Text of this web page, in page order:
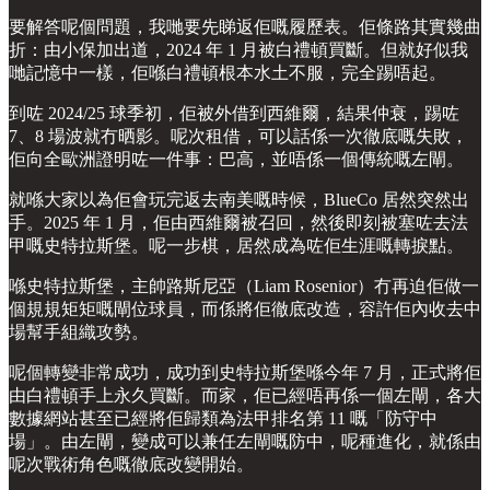
要解答呢個問題，我哋要先睇返佢嘅履歷表。佢條路其實幾曲
折：由小保加出道，2024 年 1 月被白禮頓買斷。但就好似我
哋記憶中一樣，佢喺白禮頓根本水土不服，完全踢唔起。
到咗 2024/25 球季初，佢被外借到西維爾，結果仲衰，踢咗
7、8 場波就冇晒影。呢次租借，可以話係一次徹底嘅失敗，
佢向全歐洲證明咗一件事：巴高，並唔係一個傳統嘅左閘。
就喺大家以為佢會玩完返去南美嘅時候，BlueCo 居然突然出
手。2025 年 1 月，佢由西維爾被召回，然後即刻被塞咗去法
甲嘅史特拉斯堡。呢一步棋，居然成為咗佢生涯嘅轉捩點。
喺史特拉斯堡，主帥路斯尼亞（Liam Rosenior）冇再迫佢做一
個規規矩矩嘅閘位球員，而係將佢徹底改造，容許佢內收去中
場幫手組織攻勢。
呢個轉變非常成功，成功到史特拉斯堡喺今年 7 月，正式將佢
由白禮頓手上永久買斷。而家，佢已經唔再係一個左閘，各大
數據網站甚至已經將佢歸類為法甲排名第 11 嘅「防守中
場」。由左閘，變成可以兼任左閘嘅防中，呢種進化，就係由
呢次戰術角色嘅徹底改變開始。